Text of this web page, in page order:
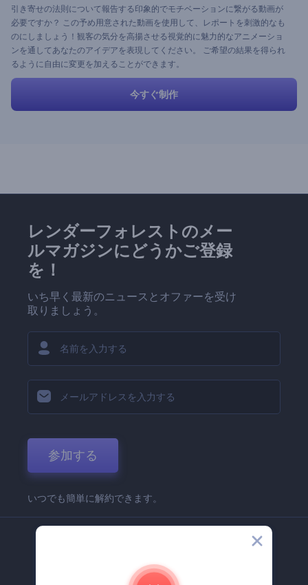
引き寄せの法則について報告する印象的でモチベーションに繋がる動画が
必要ですか？ この予め用意された動画を使用して、レポートを刺激的なも
のにしましょう！観客の気分を高揚させる視覚的に魅力的なアニメーショ
ンを通してあなたのアイデアを表現してください。 ご希望の結果を得られ
るように自由に変更を加えることができます。
今すぐ制作
レンダーフォレストのメー
ルマガジンにどうかご登録
を！
いち早く最新のニュースとオファーを受け
取りましょう。
参加する
いつでも簡単に解約できます。
Renderforest 企業情報